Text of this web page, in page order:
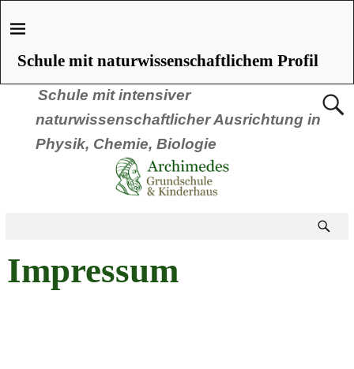
Schule mit intensiver
naturwissenschaftlicher Ausrichtung in
Physik, Chemie, Biologie
Schule mit naturwissenschaftlichem Profil
Impressum